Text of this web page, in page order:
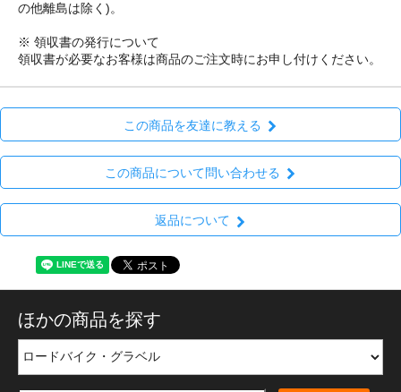
の他離島は除く)。
※ 領収書の発行について
領収書が必要なお客様は商品のご注文時にお申し付けください。
この商品を友達に教える
この商品について問い合わせる
返品について
ほかの商品を探す